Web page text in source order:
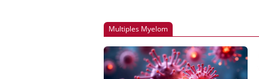
Multiples Myelom